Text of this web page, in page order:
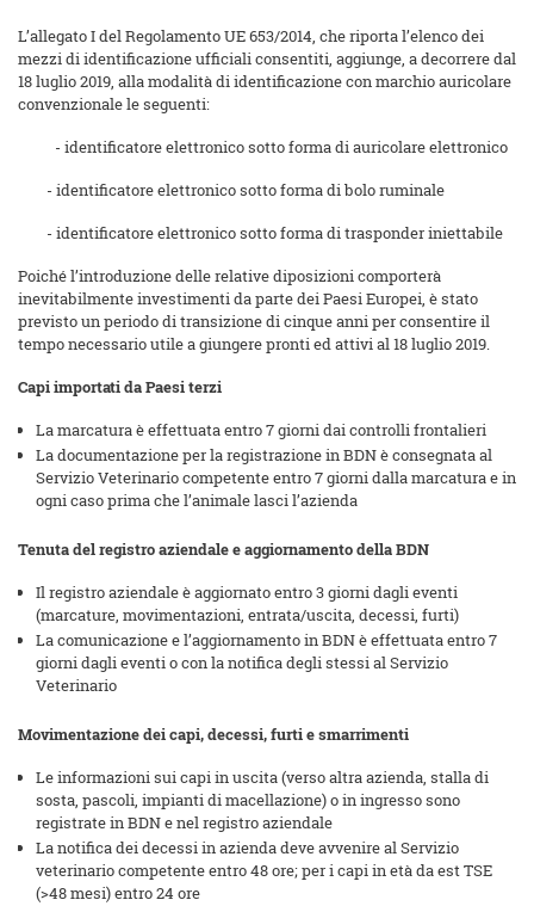
L’allegato I del Regolamento UE 653/2014, che riporta l’elenco dei
mezzi di identificazione ufficiali consentiti, aggiunge, a decorrere dal
18 luglio 2019, alla modalità di identificazione con marchio auricolare
convenzionale le seguenti:
- identificatore elettronico sotto forma di auricolare elettronico
- identificatore elettronico sotto forma di bolo ruminale
- identificatore elettronico sotto forma di trasponder iniettabile
Poiché l’introduzione delle relative diposizioni comporterà
inevitabilmente investimenti da parte dei Paesi Europei, è stato
previsto un periodo di transizione di cinque anni per consentire il
tempo necessario utile a giungere pronti ed attivi al 18 luglio 2019.
Capi importati da Paesi terzi
La marcatura è effettuata entro 7 giorni dai controlli frontalieri
La documentazione per la registrazione in BDN è consegnata al
Servizio Veterinario competente entro 7 giorni dalla marcatura e in
ogni caso prima che l’animale lasci l’azienda
Tenuta del registro aziendale e aggiornamento della BDN
Il registro aziendale è aggiornato entro 3 giorni dagli eventi
(marcature, movimentazioni, entrata/uscita, decessi, furti)
La comunicazione e l’aggiornamento in BDN è effettuata entro 7
giorni dagli eventi o con la notifica degli stessi al Servizio
Veterinario
Movimentazione dei capi, decessi, furti e smarrimenti
Le informazioni sui capi in uscita (verso altra azienda, stalla di
sosta, pascoli, impianti di macellazione) o in ingresso sono
registrate in BDN e nel registro aziendale
La notifica dei decessi in azienda deve avvenire al Servizio
veterinario competente entro 48 ore; per i capi in età da est TSE
(>48 mesi) entro 24 ore